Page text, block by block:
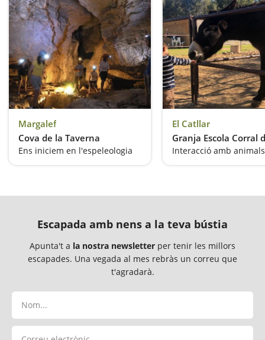
Margalef
Cova de la Taverna
Ens iniciem en l'espeleologia
El Catllar
Granja Escola Corral
Interacció amb animals
Escapada amb nens a la teva bústia
Apunta't a la nostra newsletter per tenir les millors
escapades. Una vegada al mes rebràs un correu que
t'agradarà.